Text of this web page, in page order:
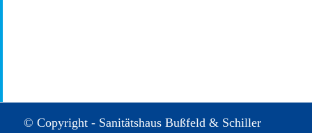
© Copyright - Sanitätshaus Bußfeld & Schiller